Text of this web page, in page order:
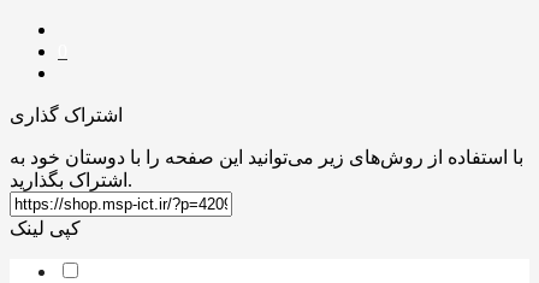
اشتراک گذاری
با استفاده از روش‌های زیر می‌توانید این صفحه را با دوستان خود به
اشتراک بگذارید.
کپی لینک